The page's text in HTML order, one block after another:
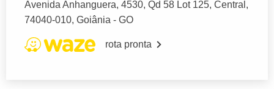
Avenida Anhanguera, 4530, Qd 58 Lot 125, Central,
74040-010, Goiânia - GO
rota pronta